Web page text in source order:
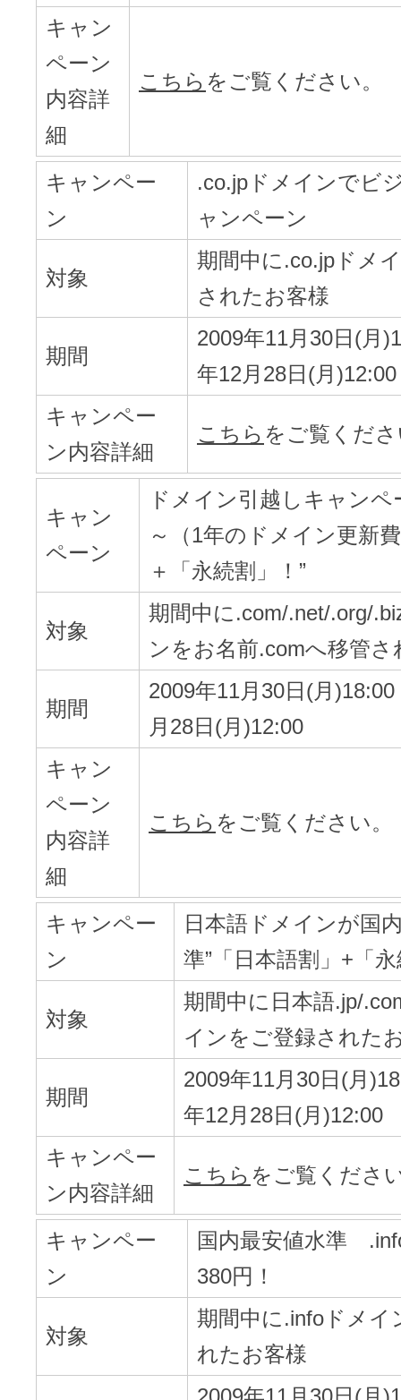
お名前メール
440万枚以上の電子証明書発行実績
SSL証明書
ブランド保護対策をかんたんに
ドメインモニタリング
その他
全Officeアプリが月額で使える
Microsoft 365
Domain ResellerProgram
API Integration,Bulk Discount
Contact us
アフィリエイト
バナー・テキスト広告などの掲載紹
アフィリエイト（成果報酬型
キャン
ペーン
内容詳
細
こちら をご覧ください。
キャンペー
ン
.co.jpドメインでビ
ャンペーン
対象
期間中に.co.jpドメ
されたお客様
期間
2009年11月30日(月
年12月28日(月)12:00
キャンペー
ン内容詳細
こちら をご覧くだ
キャン
ペーン
ドメイン引越しキャンペ
～（1年のドメイン更新
＋「永続割」！”
対象
期間中に.com/.net/.org/
ンをお名前.comへ移管さ
期間
2009年11月30日(月
月28日(月)12:00
キャン
ペーン
内容詳
細
こちら をご覧ください。
キャンペー
ン
日本語ドメインが国
準”「日本語割」+「永
対象
期間中に日本語.jp/
インをご登録された
期間
2009年11月30日(月
年12月28日(月)12:00
キャンペー
ン内容詳細
こちら をご覧くださ
キャンペー
ン
国内最安値水準
380円！
対象
期間中に.infoドメイ
れたお客様